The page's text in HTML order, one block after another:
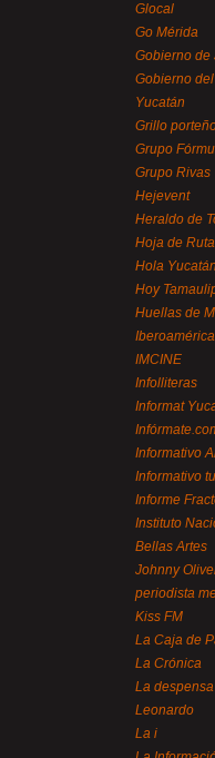
Glocal
Go Mérida
Gobierno de
Gobierno
Yucatán
Grillo
Grupo
Grupo Rivas
Hejevent
Heraldo de
Hoja de Ruta
Hola Yucatán
Hoy
Huellas de
IMCINE
Infolliteras
Informat
Informativo
Informativo
Informe
Instituto
Bellas Artes
Johnny
periodista
Kiss FM
La Caja de
La Crónica
La
Leonardo
La i